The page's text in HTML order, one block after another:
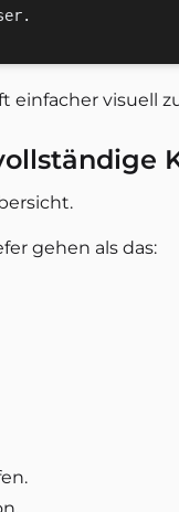
einfacher visuell
gehen als das: